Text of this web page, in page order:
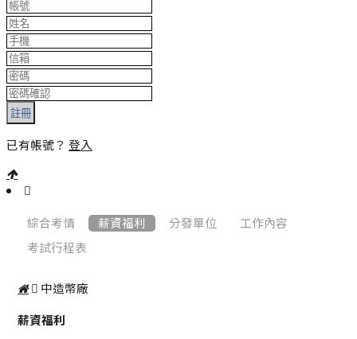
註冊
已有帳號？ 登入
綜合考情 薪資福利 分發單位 工作內容
考試行程表
中造幣廠
薪資福利